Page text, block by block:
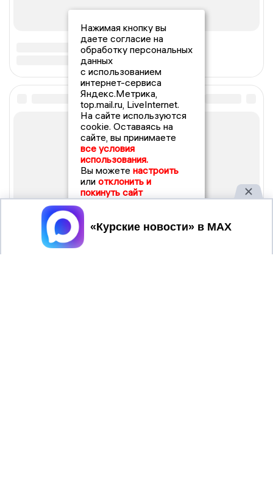
Нажимая кнопку вы
даете согласие на
обработку персональных
данных
с использованием
интернет-сервиса
Яндекс.Метрика,
top.mail.ru, LiveInternet.
На сайте используются
cookie. Оставаясь на
сайте, вы принимаете
все условия
использования.
Вы можете настроить
или отклонить и
покинуть сайт
Принять